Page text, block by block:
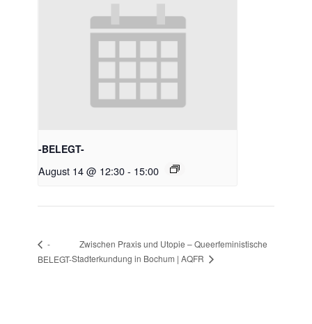
-BELEGT-
August 14 @ 12:30- 15:00
-
BELEGT-
Zwischen Praxis und Utopie – Queerfeministische
Stadterkundung in Bochum | AQFR